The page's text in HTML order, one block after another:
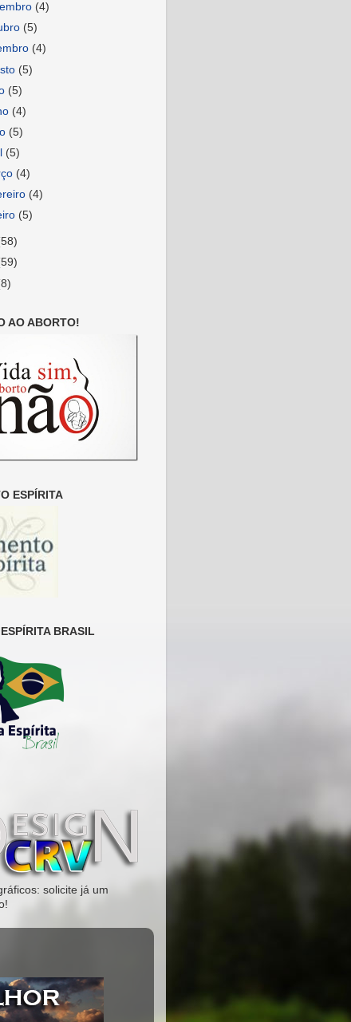
(4)
(5)
(4)
(5)
(5)
(4)
(5)
(5)
(4)
(4)
(5)
AO ABORTO!
ESPÍRITA
BRASIL
solicite já um